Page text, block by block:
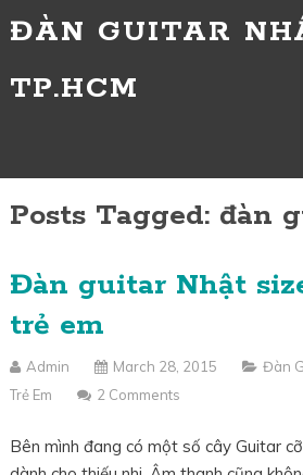
ĐÀN GUITAR
TP.HCM
Posts Tagged: đàn
Đàn guitar Nhật
trẻ em
Admin March 28, 2015
Đàn
Trẻ Em
2 Comments
Bên mình đang có một số cây Guitar